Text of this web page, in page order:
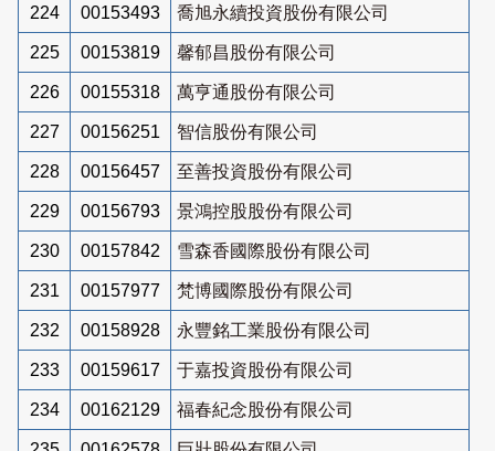
224 00153493 喬旭永續投資股份有限公司
225 00153819 馨郁昌股份有限公司
226 00155318 萬亨通股份有限公司
227 00156251 智信股份有限公司
228 00156457 至善投資股份有限公司
229 00156793 景鴻控股股份有限公司
230 00157842 雪森香國際股份有限公司
231 00157977 梵博國際股份有限公司
232 00158928 永豐銘工業股份有限公司
233 00159617 于嘉投資股份有限公司
234 00162129 福春紀念股份有限公司